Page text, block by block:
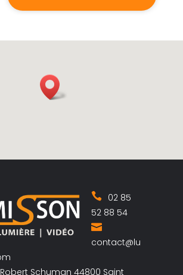
02 85
52 88 54
contact@lu
Robert Schuman 44800 Saint